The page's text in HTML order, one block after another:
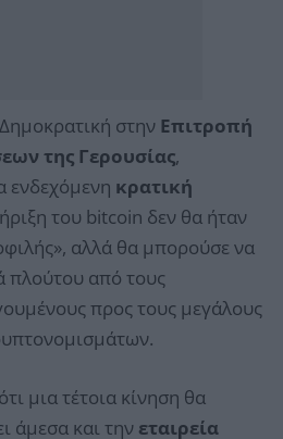
στην Επιτροπή
της Γερουσίας,
ενδεχόμενη κρατική
του bitcoin δεν θα ήταν
αλλά θα μπορούσε να
πλούτου από τους
προς τους μεγάλους
μια τέτοια κίνηση θα
άμεσα και την εταιρεία